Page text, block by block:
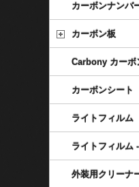
カーボンナンバ
カーボン板
Carbony カーボ
カーボンシート
ライトフィルム
ライトフィルム
外装用クリーナ